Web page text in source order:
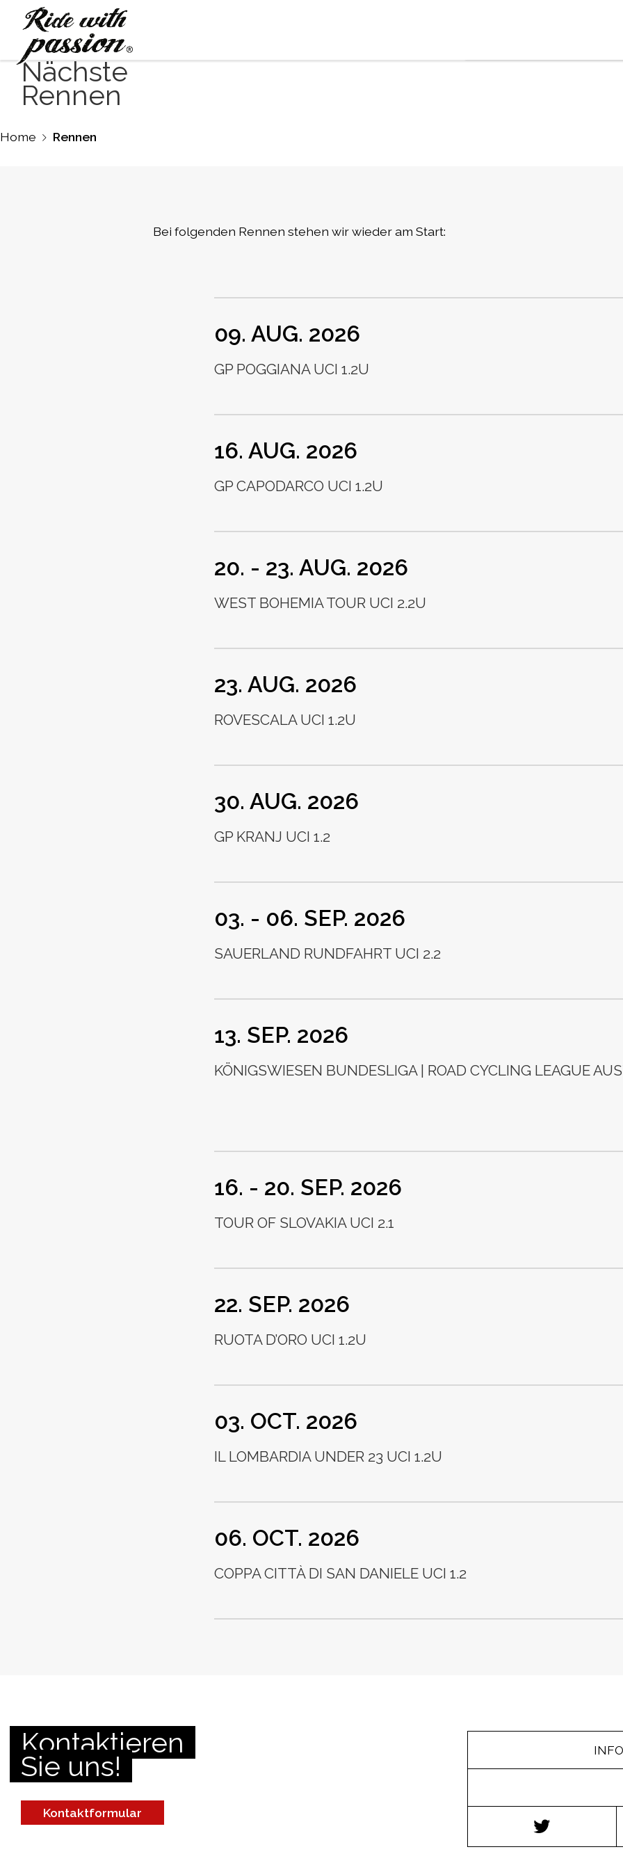
Nächste
Rennen
Home Rennen
Bei folgenden Rennen stehen wir wieder am Start:
09. AUG. 2026
GP POGGIANA UCI 1.2U
16. AUG. 2026
GP CAPODARCO UCI 1.2U
20. - 23. AUG. 2026
WEST BOHEMIA TOUR UCI 2.2U
23. AUG. 2026
ROVESCALA UCI 1.2U
30. AUG. 2026
GP KRANJ UCI 1.2
03. - 06. SEP. 2026
SAUERLAND RUNDFAHRT UCI 2.2
13. SEP. 2026
KÖNIGSWIESEN BUNDESLIGA | ROAD CYCLING LEAGUE
16. - 20. SEP. 2026
TOUR OF SLOVAKIA UCI 2.1
22. SEP. 2026
RUOTA D’ORO UCI 1.2U
03. OCT. 2026
IL LOMBARDIA UNDER 23 UCI 1.2U
06. OCT. 2026
COPPA CITTÀ DI SAN DANIELE UCI 1.2
Kontaktieren
Sie uns!
Kontaktformular